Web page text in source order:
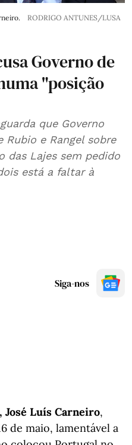
RODRIGO ANTUNES/LUSA
Governo de
"posição
que Governo
Rubio e Rangel sobre
das Lajes sem pedido
está a faltar à
Siga-nos
José Luís Carneiro,
de maio, lamentável a